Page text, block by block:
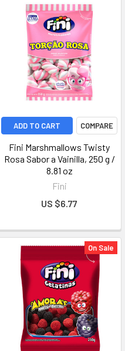
ADD TO CART COMPARE
Fini Marshmallows Twisty
Rosa Sabor a Vainilla, 250 g /
8.81 oz
Fini
US $6.77
On Sale